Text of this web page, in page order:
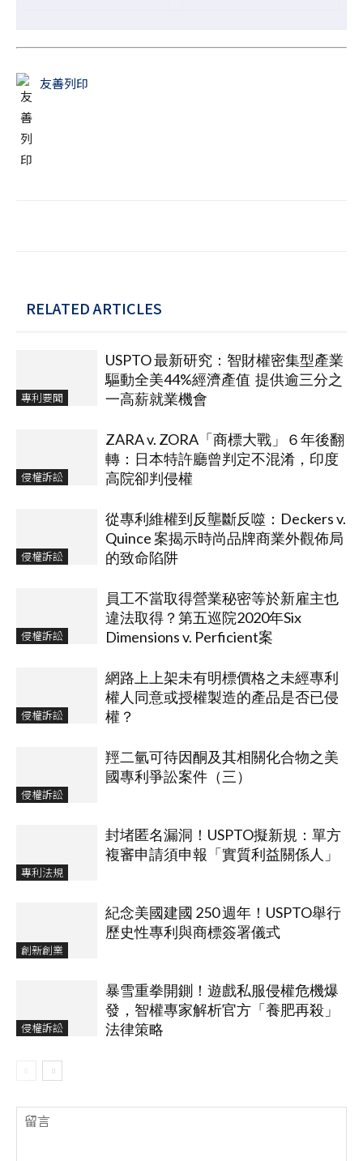
友善列印
RELATED ARTICLES
專利要聞
USPTO 最新研究：智財權密集型產業
驅動全美44%經濟產值 提供逾三分之
一高薪就業機會
侵權訴訟
ZARA v. ZORA「商標大戰」６年後翻
轉：日本特許廳曾判定不混淆，印度
高院卻判侵權
侵權訴訟
從專利維權到反壟斷反噬：Deckers v.
Quince 案揭示時尚品牌商業外觀佈局
的致命陷阱
侵權訴訟
員工不當取得營業秘密等於新雇主也
違法取得？第五巡院2020年Six
Dimensions v. Perficient案
侵權訴訟
網路上上架未有明標價格之未經專利
權人同意或授權製造的產品是否已侵
權？
侵權訴訟
羥二氫可待因酮及其相關化合物之美
國專利爭訟案件（三）
專利法規
封堵匿名漏洞！USPTO擬新規：單方
複審申請須申報「實質利益關係人」
創新創業
紀念美國建國 250 週年！USPTO舉行
歷史性專利與商標簽署儀式
侵權訴訟
暴雪重拳開鍘！遊戲私服侵權危機爆
發，智權專家解析官方「養肥再殺」
法律策略